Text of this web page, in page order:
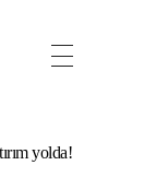
yolda!